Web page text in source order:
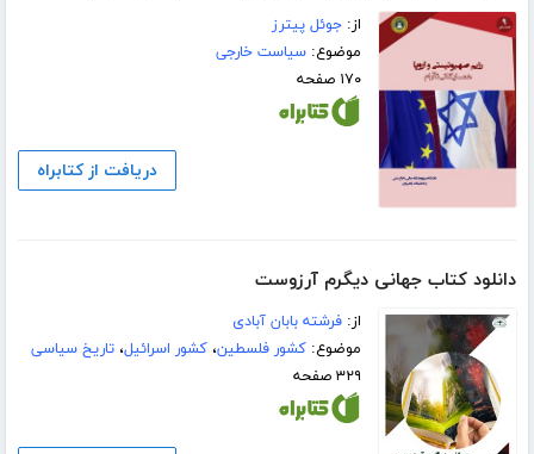
از:جوئل پیترز
موضوع:سیاست خارجی
۱۷۰ صفحه
دریافت از کتابراه
دانلود کتاب جهانی دیگرم آرزوست
از:فرشته بابان آبادی
موضوع:کشور فلسطین،کشور اسرائیل،تاریخ سیاسی
۳۲۹ صفحه